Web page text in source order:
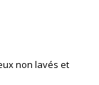
non lavés et